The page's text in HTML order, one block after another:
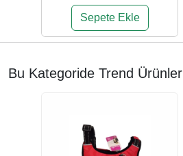
Sepete Ekle
Bu Kategoride Trend Ürünler